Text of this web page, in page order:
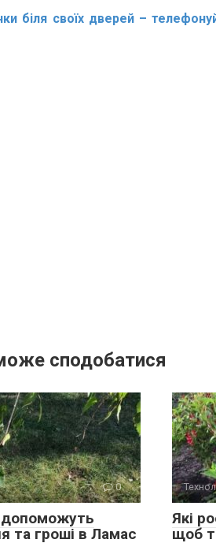
біля своїх дверей –
сподобатися
0
допоможуть
та гроші в Ламас
Які
щоб